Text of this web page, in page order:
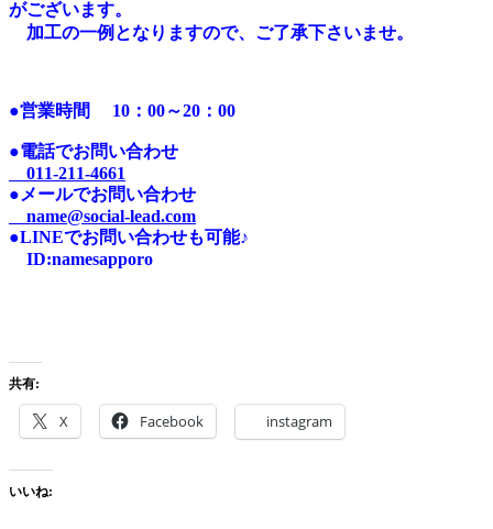
がございます。
加工の一例となりますので、ご了承下さいませ。
●営業時間 10：00～20：00
●電話でお問い合わせ
011-211-4661
●メールでお問い合わせ
name@social-lead.com
●LINEでお問い合わせも可能♪
ID:namesapporo
共有:
X Facebook instagram
いいね: